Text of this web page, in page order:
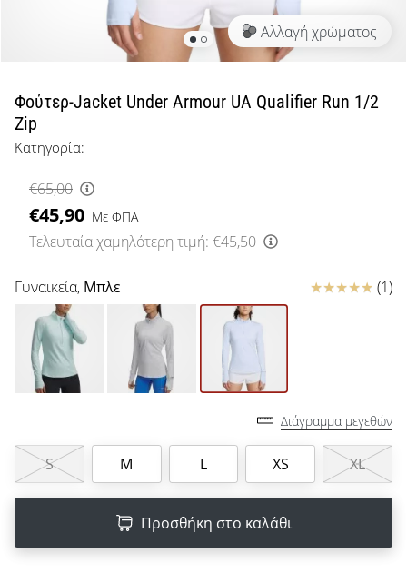
μπάσκετ
όπως
εμείς;
Έλα
μας
ως
πρεσβευτής
της
μας.
Εμφάνιση
όλων των
Αλλαγή χρώματος
Φούτερ-Jacket Under Armour UA Qualifier Run 1/2
Zip
Κατηγορία:
€65,00
€45,90 Με ΦΠΑ
Τελευταία χαμηλότερη τιμή: €45,50
Γυναικεία, Μπλε Κριτικές (1)
Διάγραμμα μεγεθών
S M L XS XL
Προσθήκη στο καλάθι